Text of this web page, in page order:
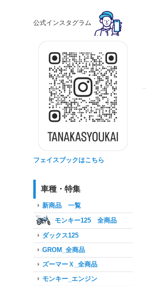
公式インスタグラム
フェイスブックはこちら
車種・特集
新商品 一覧
モンキー125 全商品
ダックス125
GROM_全商品
ズーマーＸ_全商品
モンキー_エンジン